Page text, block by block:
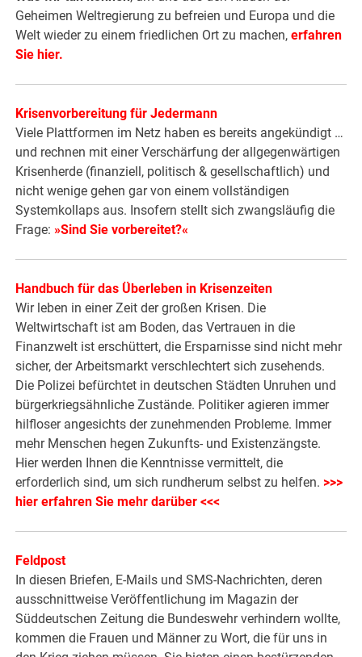
Geheimen Weltregierung zu befreien und Europa und die
Welt wieder zu einem friedlichen Ort zu machen,erfahren
Sie hier.
Krisenvorbereitung für Jedermann
Viele Plattformen im Netz haben es bereits angekündigt …
und rechnen mit einer Verschärfung der allgegenwärtigen
Krisenherde (finanziell, politisch & gesellschaftlich) und
nicht wenige gehen gar von einem vollständigen
Systemkollaps aus. Insofern stellt sich zwangsläufig die
Frage: »Sind Sie vorbereitet?«
Handbuch für das Überleben in Krisenzeiten
Wir leben in einer Zeit der großen Krisen. Die
Weltwirtschaft ist am Boden, das Vertrauen in die
Finanzwelt ist erschüttert, die Ersparnisse sind nicht mehr
sicher, der Arbeitsmarkt verschlechtert sich zusehends.
Die Polizei befürchtet in deutschen Städten Unruhen und
bürgerkriegsähnliche Zustände. Politiker agieren immer
hilfloser angesichts der zunehmenden Probleme. Immer
mehr Menschen hegen Zukunfts- und Existenzängste.
Hier werden Ihnen die Kenntnisse vermittelt, die
erforderlich sind, um sich rundherum selbst zu helfen. >>>
hier erfahren Sie mehr darüber <<<
Feldpost
In diesen Briefen, E-Mails und SMS-Nachrichten, deren
ausschnittweise Veröffentlichung im Magazin der
Süddeutschen Zeitung die Bundeswehr verhindern wollte,
kommen die Frauen und Männer zu Wort, die für uns in